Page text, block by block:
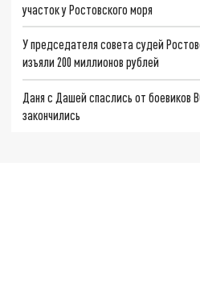
участок у Ростовского моря
У председателя совета судей
изъяли 200 миллионов рублей
Даня с Дашей спаслись от боевиков
закончились